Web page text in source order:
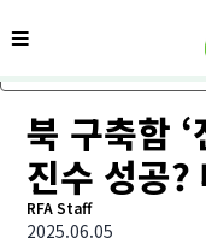
메인 콘텐츠로 건너뛰
메뉴
북 구축함
진수 성공?
RFA Staff
2025.06.05